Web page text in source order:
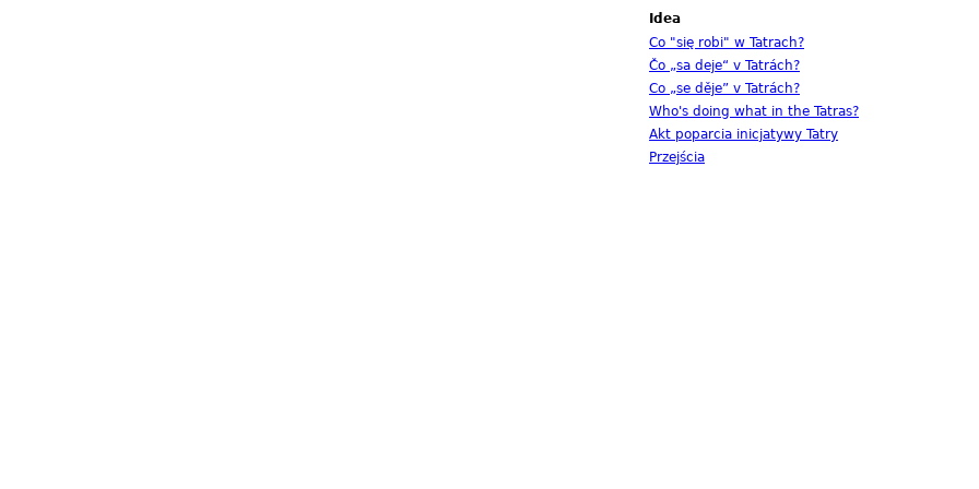
Idea
Co "się robi" w Tatrach?
Čo „sa deje“ v Tatrách?
Co „se děje” v Tatrách?
Who's doing what in the Tatras?
Akt poparcia inicjatywy Tatry
Przejścia